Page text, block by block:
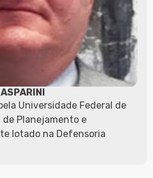
Universidade Federal de
Planejamento e
lotado na Defensoria